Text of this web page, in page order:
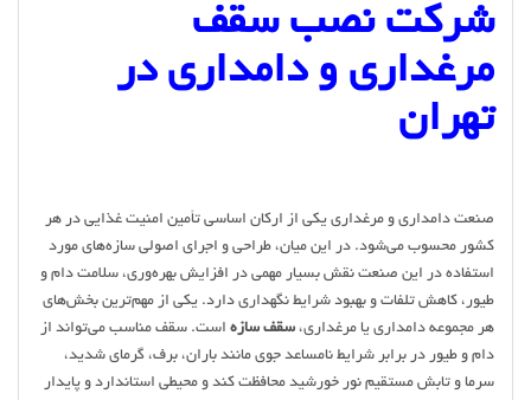
شرکت نصب سقف
مرغداری و دامداری در
تهران
صنعت دامداری و مرغداری یکی از ارکان اساسی تأمین امنیت غذایی در هر
کشور محسوب می‌شود. در این میان، طراحی و اجرای اصولی سازه‌های مورد
استفاده در این صنعت نقش بسیار مهمی در افزایش بهره‌وری، سلامت دام و
طیور، کاهش تلفات و بهبود شرایط نگهداری دارد. یکی از مهم‌ترین بخش‌های
هر مجموعه دامداری یا مرغداری، سقف سازه است. سقف مناسب می‌تواند از
دام و طیور در برابر شرایط نامساعد جوی مانند باران، برف، گرمای شدید،
سرما و تابش مستقیم نور خورشید محافظت کند و محیطی استاندارد و پایدار